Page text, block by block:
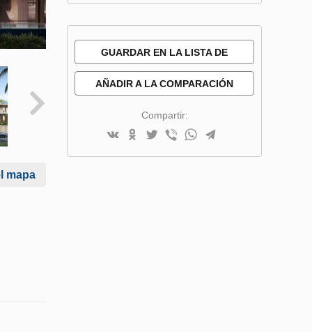
mapa
GUARDAR EN LA LISTA DE
AÑADIR A LA COMPARACIÓN
Compartir: